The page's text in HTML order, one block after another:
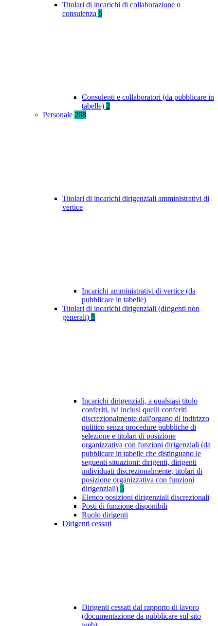
Titolari di incarichi di collaborazione o
consulenza 6
Consulenti e collaboratori (da pubblicare in
tabelle) 2
Personale 268
Titolari di incarichi dirigenziali amministrativi di
vertice
Incarichi amministrativi di vertice (da
pubblicare in tabelle)
Titolari di incarichi dirigenziali (dirigenti non
generali) 5
Incarichi dirigenziali, a qualsiasi titolo
conferiti, ivi inclusi quelli conferiti
discrezionalmente dall'organo di indirizzo
politico senza procedure pubbliche di
selezione e titolari di posizione
organizzativa con funzioni dirigenziali (da
pubblicare in tabelle che distinguano le
seguenti situazioni: dirigenti, dirigenti
individuati discrezionalmente, titolari di
posizione organizzativa con funzioni
dirigenziali) 5
Elenco posizioni dirigenziali discrezionali
Posti di funzione disponibili
Ruolo dirigenti
Dirigenti cessati
Dirigenti cessati dal rapporto di lavoro
(documentazione da pubblicare sul sito